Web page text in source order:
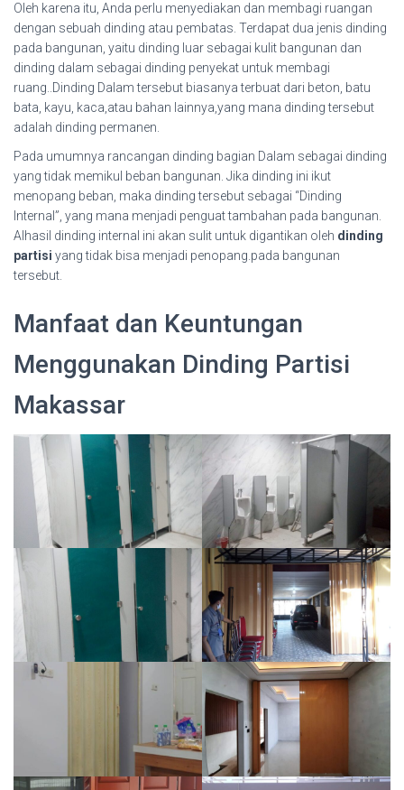
Oleh karena itu, Anda perlu menyediakan dan membagi ruangan
dengan sebuah dinding atau pembatas. Terdapat dua jenis dinding
pada bangunan, yaitu dinding luar sebagai kulit bangunan dan
dinding dalam sebagai dinding penyekat untuk membagi
ruang..Dinding Dalam tersebut biasanya terbuat dari beton, batu
bata, kayu, kaca,atau bahan lainnya,yang mana dinding tersebut
adalah dinding permanen.
Pada umumnya rancangan dinding bagian Dalam sebagai dinding
yang tidak memikul beban bangunan. Jika dinding ini ikut
menopang beban, maka dinding tersebut sebagai “Dinding
Internal”, yang mana menjadi penguat tambahan pada bangunan.
Alhasil dinding internal ini akan sulit untuk digantikan oleh dinding
partisi yang tidak bisa menjadi penopang.pada bangunan
tersebut.
Manfaat dan Keuntungan
Menggunakan Dinding Partisi
Makassar